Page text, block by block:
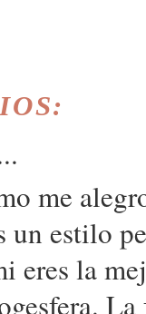
me
un estilo
eres la